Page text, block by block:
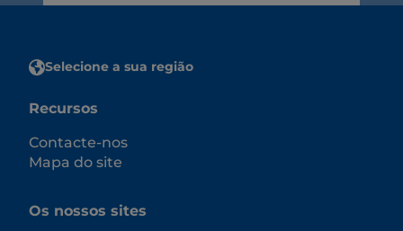
Selecione a sua região
Recursos
Contacte-nos
Mapa do site
Os nossos sites